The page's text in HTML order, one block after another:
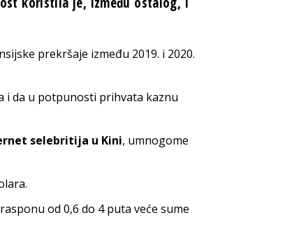
prekršaje između 2019. i 2020.
i da u potpunosti prihvata kaznu
selebritija u Kini, umnogome
od 0,6 do 4 puta veće sume